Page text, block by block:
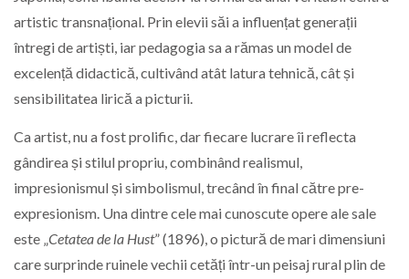
artistic transnațional. Prin elevii săi a influențat generații
întregi de artiști, iar pedagogia sa a rămas un model de
excelență didactică, cultivând atât latura tehnică, cât și
sensibilitatea lirică a picturii.
Ca artist, nu a fost prolific, dar fiecare lucrare îi reflecta
gândirea și stilul propriu, combinând realismul,
impresionismul și simbolismul, trecând în final către pre-
expresionism. Una dintre cele mai cunoscute opere ale sale
este „Cetatea de la Hust” (1896), o pictură de mari dimensiuni
care surprinde ruinele vechii cetăți într-un peisaj rural plin de